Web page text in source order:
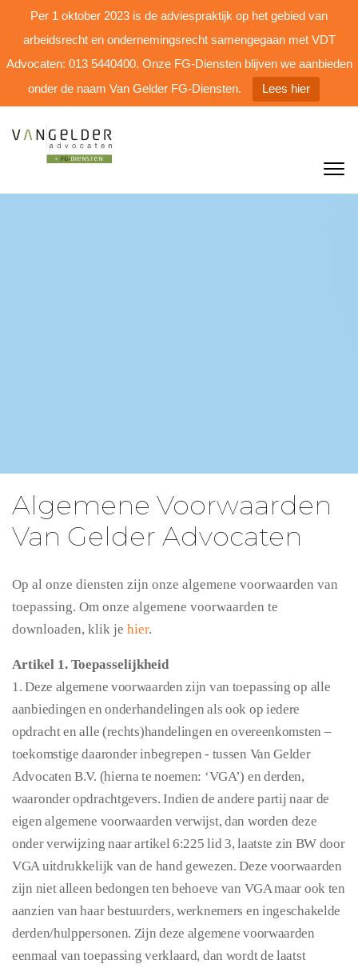
Per 1 oktober 2023 is de adviespraktijk op het gebied van
arbeidsrecht en ondernemingsrecht samengegaan met VDT
Advocaten: 013 5440400. Onze FG-Diensten blijven we aanbieden
onder de naam Van Gelder FG-Diensten.
Lees hier
Algemene Voorwaarden
Van Gelder Advocaten
Op al onze diensten zijn onze algemene voorwaarden van
toepassing. Om onze algemene voorwaarden te
downloaden, klik je hier.
Artikel 1. Toepasselijkheid
1. Deze algemene voorwaarden zijn van toepassing op alle
aanbiedingen en onderhandelingen als ook op iedere
opdracht en alle (rechts)handelingen en overeenkomsten –
toekomstige daaronder inbegrepen - tussen Van Gelder
Advocaten B.V. (hierna te noemen: ‘VGA’) en derden,
waaronder opdrachtgevers. Indien de andere partij naar de
eigen algemene voorwaarden verwijst, dan worden deze
onder verwijzing naar artikel 6:225 lid 3, laatste zin BW door
VGA uitdrukkelijk van de hand gewezen. Deze voorwaarden
zijn niet alleen bedongen ten behoeve van VGA maar ook ten
aanzien van haar bestuurders, werknemers en ingeschakelde
derden/hulppersonen. Zijn deze algemene voorwaarden
eenmaal van toepassing verklaard, dan wordt de laatst